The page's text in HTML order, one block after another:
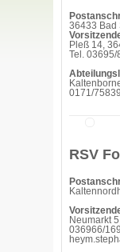
36433 Bad
Pleß 14,
Tel.
0171/
RSV
Neumarkt
036966/